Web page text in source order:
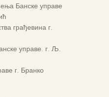
Банске управе
грађевина г.
управе. г. Љ.
г. Бранко